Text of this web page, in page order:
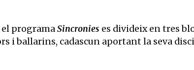
el programaSincronies es divideix en tres
i ballarins, cadascun aportant la seva